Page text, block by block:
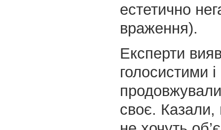
естетично
враження).
Експерти
голосистими і
своє. Казали,